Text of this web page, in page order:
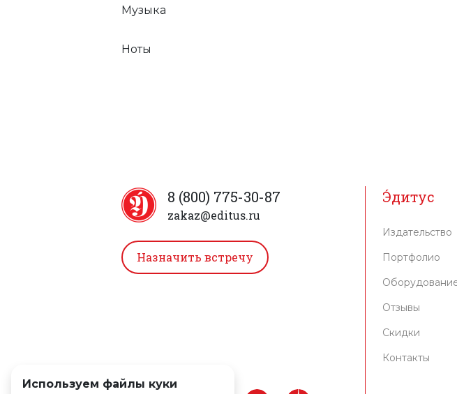
Музыка
Ноты
8 (800) 775-30-87
zakaz@editus.ru
Назначить встречу
Э́дитус
Издательство
Портфолио
Отзывы
Скидки
Контакты
Используем файлы куки